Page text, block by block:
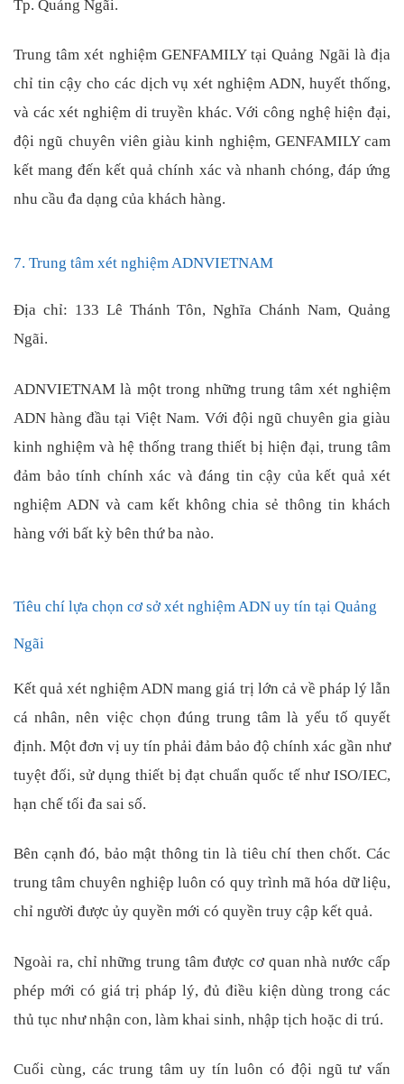
Tp. Quảng Ngãi.
Trung tâm xét nghiệm GENFAMILY tại Quảng Ngãi là địa
chỉ tin cậy cho các dịch vụ xét nghiệm ADN, huyết thống,
và các xét nghiệm di truyền khác. Với công nghệ hiện đại,
đội ngũ chuyên viên giàu kinh nghiệm, GENFAMILY cam
kết mang đến kết quả chính xác và nhanh chóng, đáp ứng
nhu cầu đa dạng của khách hàng.
7. Trung tâm xét nghiệm ADNVIETNAM
Địa chỉ: 133 Lê Thánh Tôn, Nghĩa Chánh Nam, Quảng
Ngãi.
ADNVIETNAM là một trong những trung tâm xét nghiệm
ADN hàng đầu tại Việt Nam. Với đội ngũ chuyên gia giàu
kinh nghiệm và hệ thống trang thiết bị hiện đại, trung tâm
đảm bảo tính chính xác và đáng tin cậy của kết quả xét
nghiệm ADN và cam kết không chia sẻ thông tin khách
hàng với bất kỳ bên thứ ba nào.
Tiêu chí lựa chọn cơ sở xét nghiệm ADN uy tín tại Quảng
Ngãi
Kết quả xét nghiệm ADN mang giá trị lớn cả về pháp lý lẫn
cá nhân, nên việc chọn đúng trung tâm là yếu tố quyết
định. Một đơn vị uy tín phải đảm bảo độ chính xác gần như
tuyệt đối, sử dụng thiết bị đạt chuẩn quốc tế như ISO/IEC,
hạn chế tối đa sai số.
Bên cạnh đó, bảo mật thông tin là tiêu chí then chốt. Các
trung tâm chuyên nghiệp luôn có quy trình mã hóa dữ liệu,
chỉ người được ủy quyền mới có quyền truy cập kết quả.
Ngoài ra, chỉ những trung tâm được cơ quan nhà nước cấp
phép mới có giá trị pháp lý, đủ điều kiện dùng trong các
thủ tục như nhận con, làm khai sinh, nhập tịch hoặc di trú.
Cuối cùng, các trung tâm uy tín luôn có đội ngũ tư vấn